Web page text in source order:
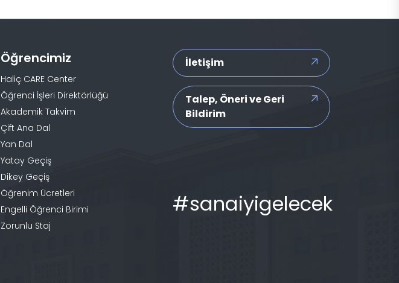
Öğrencimiz
Haliç CARE Center
Öğrenci İşleri Direktörlüğü
Akademik Takvim
Çift Ana Dal
Yan Dal
Yatay Geçiş
Dikey Geçiş
Öğrenim Ücretleri
Engelli Öğrenci Birimi
Zorunlu Staj
İletişim
Talep, Öneri ve Geri
Bildirim
#sanaiyigelecek